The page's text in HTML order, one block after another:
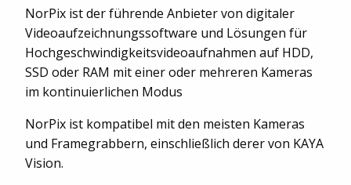
NorPix ist der führende Anbieter von digitaler
Videoaufzeichnungssoftware und Lösungen für
Hochgeschwindigkeitsvideoaufnahmen auf HDD,
SSD oder RAM mit einer oder mehreren Kameras
im kontinuierlichen Modus
NorPix ist kompatibel mit den meisten Kameras
und Framegrabbern, einschließlich derer von KAYA
Vision.